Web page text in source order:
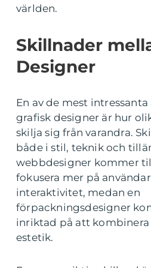
världen.
Skillnader
Designer
En av de mest
grafisk designer är hur
skilja sig från varandra.
både i stil, teknik och
webbdesigner kommer
fokusera mer på
interaktivitet, medan en
förpackningsdesigner
inriktad på att
estetik.